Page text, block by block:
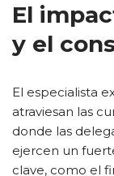
El
y el
El especialista
atraviesan las
donde las
ejercen un
clave, como el